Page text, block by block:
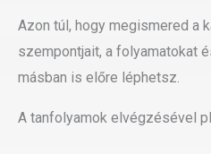
Azon túl, hogy megismered a
szempontjait, a folyamatokat
másban is előre léphetsz.
A tanfolyamok elvégzésével pl